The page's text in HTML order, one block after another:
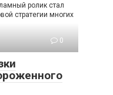
ролик стал
стратегии многих
0